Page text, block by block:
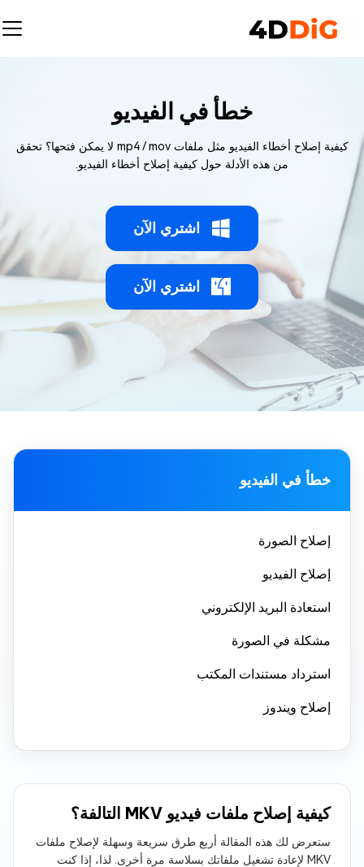
خطأ في الفيديو
كيفية إصلاح أخطاء الفيديو مثل ملفات mp4 / mov لا يمكن فتحها؟ تحقق
من هذه الأدلة حول كيفية إصلاح أخطاء الفيديو.
اشتري الآن
اشتري الآن
خطأ في الفيديو
إصلاح الصورة
إصلاح الفيديو
استعادة البريد الإلكتروني
مشكلة في الصورة
استرداد مستندات المكتب
إصلاح ويندوز
كيفية إصلاح ملفات فيديو MKV التالفة؟
ستعرض لك هذه المقالة أربع طرق سريعة وسهلة لإصلاح ملفات
MKV لإعادة تشغيل ملفاتك بسلاسة مرة أخرى. لذا، إذا كنت